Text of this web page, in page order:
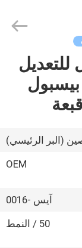
للتعديل
(البر الرئيسي)
OEM
آيس -0016
50 / النمط